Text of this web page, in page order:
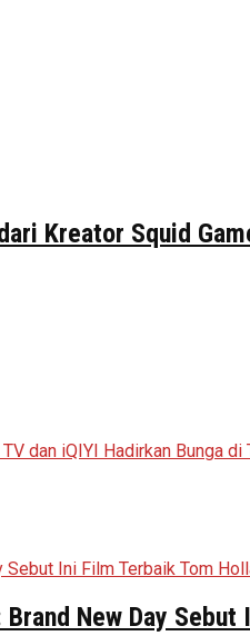
Kreator Squid
New Day